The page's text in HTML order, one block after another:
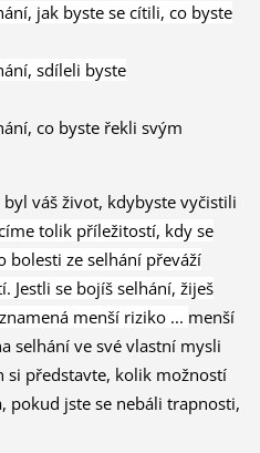
jak byste se cítili, co byste
sdíleli byste
co byste řekli svým
váš život, kdybyste vyčistili
tolik příležitostí, kdy se
bolesti ze selhání převáží
Jestli se bojíš selhání, žiješ
menší riziko ... menší
selhání ve své vlastní mysli
si představte, kolik možností
pokud jste se nebáli trapnosti,